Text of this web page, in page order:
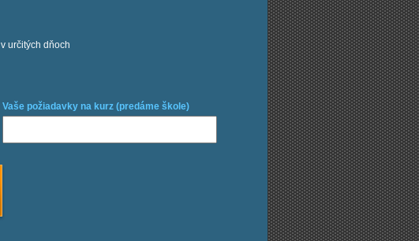
v určitých dňoch
Vaše požiadavky na kurz (predáme škole)